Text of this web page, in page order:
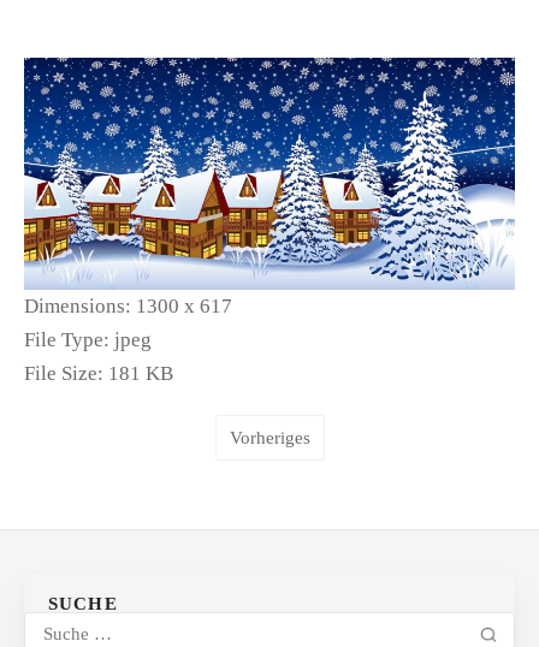
Dimensions: 1300 x 617
File Type: jpeg
File Size: 181 KB
Vorheriges
SUCHE